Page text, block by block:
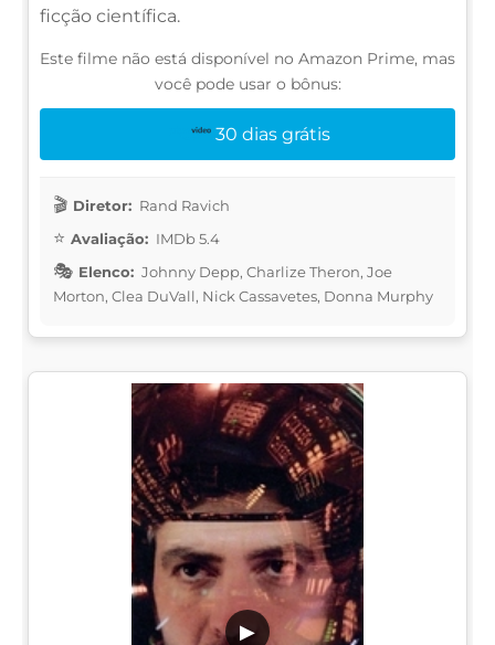
ficção científica.
Este filme não está disponível no Amazon Prime, mas
você pode usar o bônus:
30 dias grátis
Diretor: Rand Ravich
Avaliação: IMDb 5.4
Elenco: Johnny Depp, Charlize Theron, Joe
Morton, Clea DuVall, Nick Cassavetes, Donna Murphy
▶